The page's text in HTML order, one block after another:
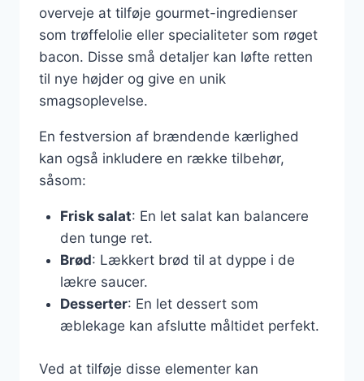
overveje at tilføje gourmet-ingredienser
som trøffelolie eller specialiteter som røget
bacon. Disse små detaljer kan løfte retten
til nye højder og give en unik
smagsoplevelse.
En festversion af brændende kærlighed
kan også inkludere en række tilbehør,
såsom:
Frisk salat: En let salat kan balancere
den tunge ret.
Brød: Lækkert brød til at dyppe i de
lækre saucer.
Desserter: En let dessert som
æblekage kan afslutte måltidet perfekt.
Ved at tilføje disse elementer kan